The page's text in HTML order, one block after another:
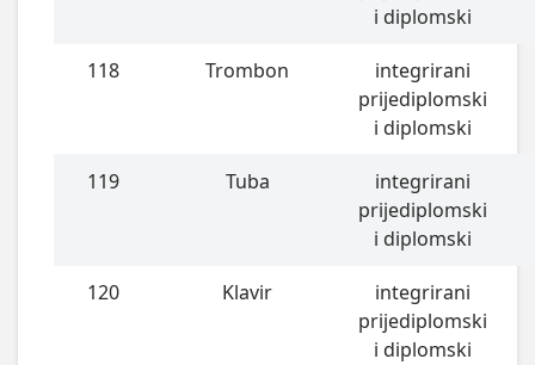
i diplomski
118 Trombon
integrirani
prijediplomski
i diplomski
119 Tuba
integrirani
prijediplomski
i diplomski
120 Klavir
integrirani
prijediplomski
i diplomski